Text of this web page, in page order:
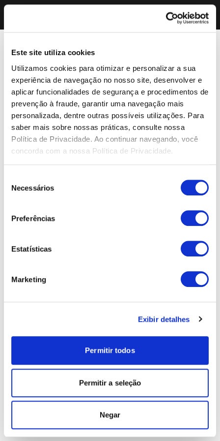
Este site utiliza cookies
Utilizamos cookies para otimizar e personalizar a sua
experiência de navegação no nosso site, desenvolver e
aplicar funcionalidades de segurança e procedimentos de
prevenção à fraude, garantir uma navegação mais
personalizada, dentre outras possíveis utilizações. Para
saber mais sobre nossas práticas, consulte nossa
Política de Privacidade. Ao continuar navegando, você
concorda com a nossa Política de Privacidade.
Necessários
Preferências
Estatísticas
Marketing
Exibir detalhes
Permitir todos
Permitir a seleção
Negar